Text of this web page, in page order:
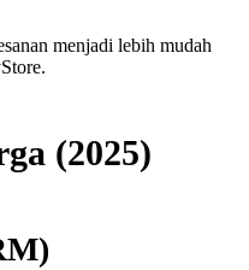
menjadi lebih mudah
(2025)